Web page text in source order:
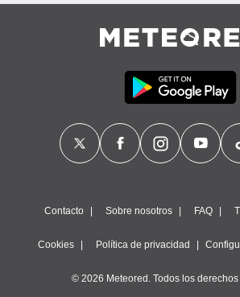
Contacto Sobre nosotros FAQ
Cookies Política de privacidad
© 2026 Meteored. Todos los